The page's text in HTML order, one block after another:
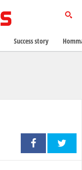
Success story